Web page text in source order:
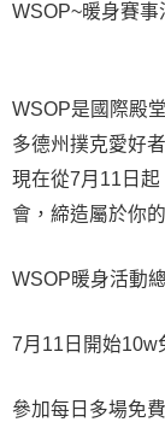
WSOP~暖身賽事
WSOP是國際殿
多德州撲克愛好
現在從7月11日
會，締造屬於你的
WSOP暖身活動
7月11日開始10w
參加每日多場免